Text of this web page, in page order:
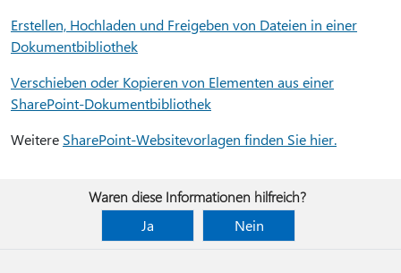
Erstellen, Hochladen und Freigeben von Dateien in einer
Dokumentbibliothek
Verschieben oder Kopieren von Elementen aus einer
SharePoint-Dokumentbibliothek
Weitere SharePoint-Websitevorlagen finden Sie hier.
Waren diese Informationen hilfreich?
Ja
Nein